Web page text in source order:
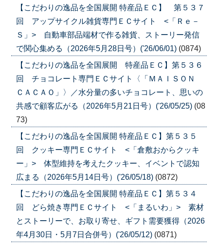
【こだわりの逸品を全国展開 特産品ＥＣ】 第５３７
回 アップサイクル雑貨専門ＥＣサイト <「Ｒｅ－
Ｓ」> 自動車部品端材で作る雑貨、ストーリー発信
で関心集める（2026年5月28日号）('26/06/01) (0874)
【こだわりの逸品を全国展開 特産品ＥＣ】第５３６
回 チョコレート専門ＥＣサイト〈「ＭＡＩＳＯＮ
ＣＡＣＡＯ」〉／水分量の多いチョコレート、思いの
共感で顧客広がる（2026年5月21日号）('26/05/25) (08
73)
【こだわりの逸品を全国展開 特産品ＥＣ】第５３５
回 クッキー専門ＥＣサイト <「倉敷おからクッキ
ー」> 体型維持を考えたクッキー、イベントで認知
広まる（2026年5月14日号）('26/05/18) (0872)
【こだわりの逸品を全国展開 特産品ＥＣ】第５３４
回 どら焼き専門ＥＣサイト <「まるいわ」> 素材
とストーリーで、お取り寄せ、ギフト需要獲得（2026
年4月30日・5月7日合併号）('26/05/12) (0871)